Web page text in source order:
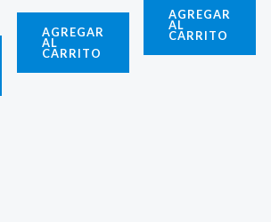
AGREGAR
AL
CARRITO
AGREGAR
AL
CARRITO